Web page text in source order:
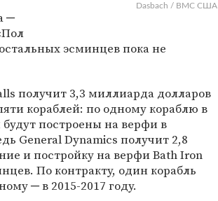
Dasbach / ВМС США
─
эсминцев пока не
получит 3,3 миллиарда долларов
кораблей: по одному кораблю в
будут построены на верфи в
General Dynamics получит 2,8
и постройку на верфи Bath Iron
По контракту, один корабль
─ в 2015-2017 году.